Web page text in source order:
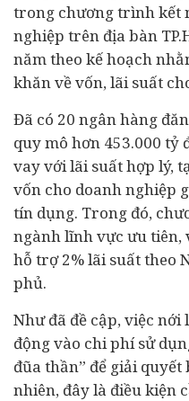
trong chương trình kết
nghiệp trên địa bàn
năm theo kế hoạch
khăn về vốn, lãi suất
Đã có 20 ngân hàng
quy mô hơn 453.000 tỷ
vay với lãi suất hợp lý,
vốn cho doanh nghiệp
tín dụng. Trong đó,
ngành lĩnh vực ưu tiên,
hỗ trợ 2% lãi suất theo
phủ.
Như đã đề cập, việc
động vào chi phí sử
đũa thần” để giải
nhiên, đây là điều kiện